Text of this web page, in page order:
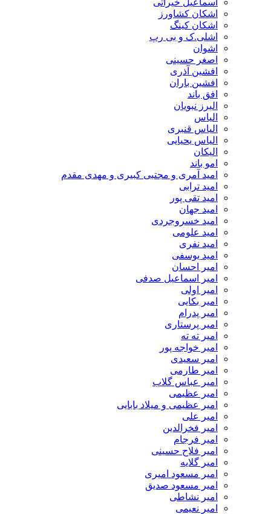
اشکان کشاورز
اشکان کینگ
اشلی.ک و بی رپ
اشوان
اصغر حسینی
افشین آذری
افشین باران
افق باند
البرز نبویان
الیاس
الیاس قنبرى
الیاس یحیایی
الیکان
امو باند
امید آمری و مجتبی کبیری و مهدى مقدم
امید ترابی
امید تقی پور
امید جهان
امید خسروجردی
امید علومی
امید نفری
امید یوسفی
امیر احسان
امیر اسماعیل صدفی
امیر اولی
امیر بکایی
امیر پدرام
امیر پرستاری
امیر ته ته
امیر خواجه پور
امیر سعیدی
امیر طارمی
امیر عباس گلاب
امیر عظیمی
امیر عظیمی و میلاد بابایی
امیر علی
امیر فخرالدین
امیر فرجام
امیر فلاح حسینی
امیر گلایه
امیر مسعود امیری
امیر مسعود صدیق
امیر نشاطی
امیر نعیمی